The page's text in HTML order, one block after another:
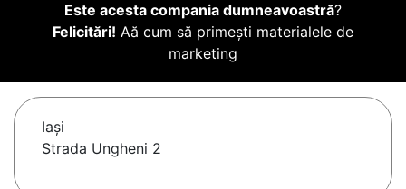
Este acesta compania dumneavoastră?
Felicitări! Aă cum să primești materialele de
marketing
Iaşi
Strada Ungheni 2